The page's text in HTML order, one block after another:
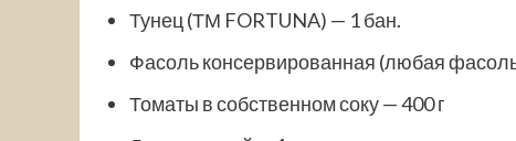
Тунец (ТМ FORTUNA) — 1 бан.
Фасоль консервированная (любая
Томаты в собственном соку — 400 г